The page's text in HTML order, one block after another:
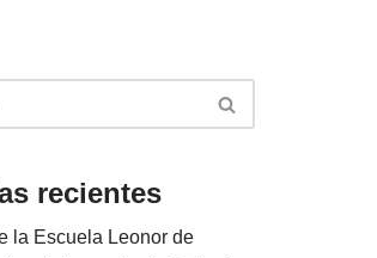
recientes
la Escuela Leonor de